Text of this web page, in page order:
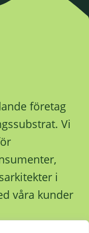
företag
Vi
i
våra kunder